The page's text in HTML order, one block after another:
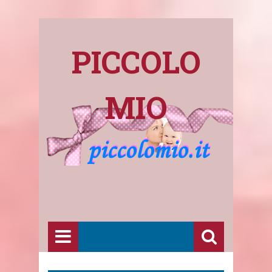
PICCOLO
MIO